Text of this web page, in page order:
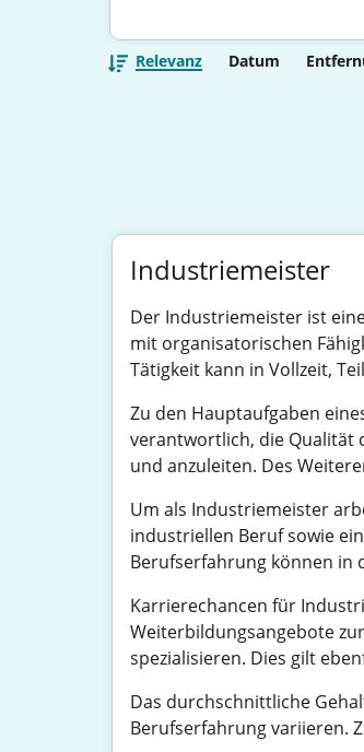
Relevanz Datum
Industriemeister
Der Industriemeister ist
mit organisatorischen
Tätigkeit kann in Vollzeit,
Zu den Hauptaufgaben
verantwortlich, die Qualität
und anzuleiten. Des
Um als Industriemeister
industriellen Beruf sowie
Berufserfahrung können in
Karrierechancen für
Weiterbildungsangebote
spezialisieren. Dies gilt
Das durchschnittliche
Berufserfahrung variieren.